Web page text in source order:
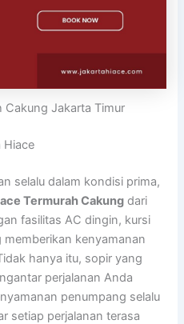
Cakung Jakarta Timur
Hiace
selalu dalam kondisi prima,
Termurah Cakung dari
fasilitas AC dingin, kursi
kenyamanan
hanya itu, sopir yang
perjalanan Anda
penumpang selalu
setiap perjalanan terasa